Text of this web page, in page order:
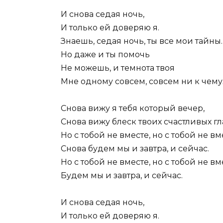
И снова седая ночь,
И только ей доверяю я.
Знаешь, седая ночь, ты все мои тайны.
Но даже и ты помочь
Не можешь, и темнота твоя
Мне одному совсем, совсем ни к чему.
Снова вижу я тебя который вечер,
Снова вижу блеск твоих счастливых
Но с тобой не вместе, но с тобой не
Снова будем мы и завтра, и сейчас.
Но с тобой не вместе, но с тобой не
Будем мы и завтра, и сейчас.
И снова седая ночь,
И только ей доверяю я.